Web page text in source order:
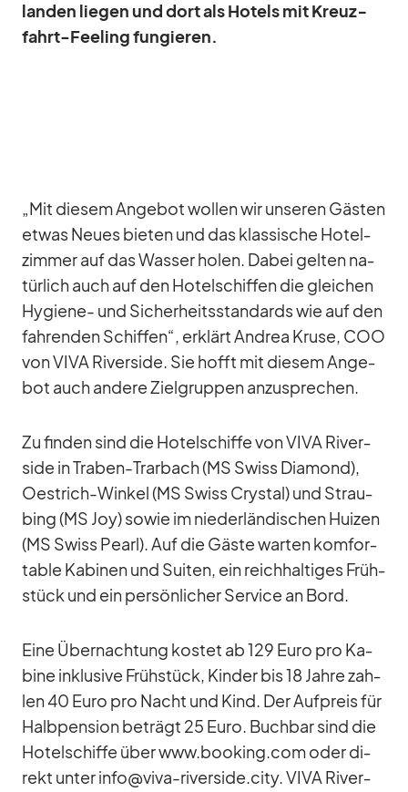
lan­den lie­gen und dort als Ho­tels mit Kreuz­
fahrt-Fee­ling fun­gie­ren.
„Mit die­sem An­ge­bot wol­len wir un­se­ren Gäs­ten
et­was Neues bie­ten und das klas­si­sche Ho­tel­
zim­mer auf das Was­ser ho­len. Da­bei gel­ten na­
tür­lich auch auf den Ho­tel­schif­fen die glei­chen
Hy­giene- und Si­cher­heits­stan­dards wie auf den
fah­ren­den Schif­fen“, er­klärt An­drea Kruse, COO
von VIVA Ri­ver­side. Sie hofft mit die­sem An­ge­
bot auch an­dere Ziel­grup­pen an­zu­spre­chen.
Zu fin­den sind die Ho­tel­schiffe von VIVA Ri­ver­
side in Tra­ben-Trar­bach (MS Swiss Dia­mond),
Oestrich-Win­kel (MS Swiss Crys­tal) und Strau­
bing (MS Joy) so­wie im nie­der­län­di­schen Hui­zen
(MS Swiss Pearl). Auf die Gäste war­ten kom­for­
ta­ble Ka­bi­nen und Sui­ten, ein reich­hal­ti­ges Früh­
stück und ein per­sön­li­cher Ser­vice an Bord.
Eine Über­nach­tung kos­tet ab 129 Euro pro Ka­
bine in­klu­sive Früh­stück, Kin­der bis 18 Jahre zah­
len 40 Euro pro Nacht und Kind. Der Auf­preis für
Halb­pen­sion be­trägt 25 Euro. Buch­bar sind die
Ho­tel­schiffe über www.booking.com oder di­
rekt un­ter info@viva-riverside.city. VIVA Ri­ver­